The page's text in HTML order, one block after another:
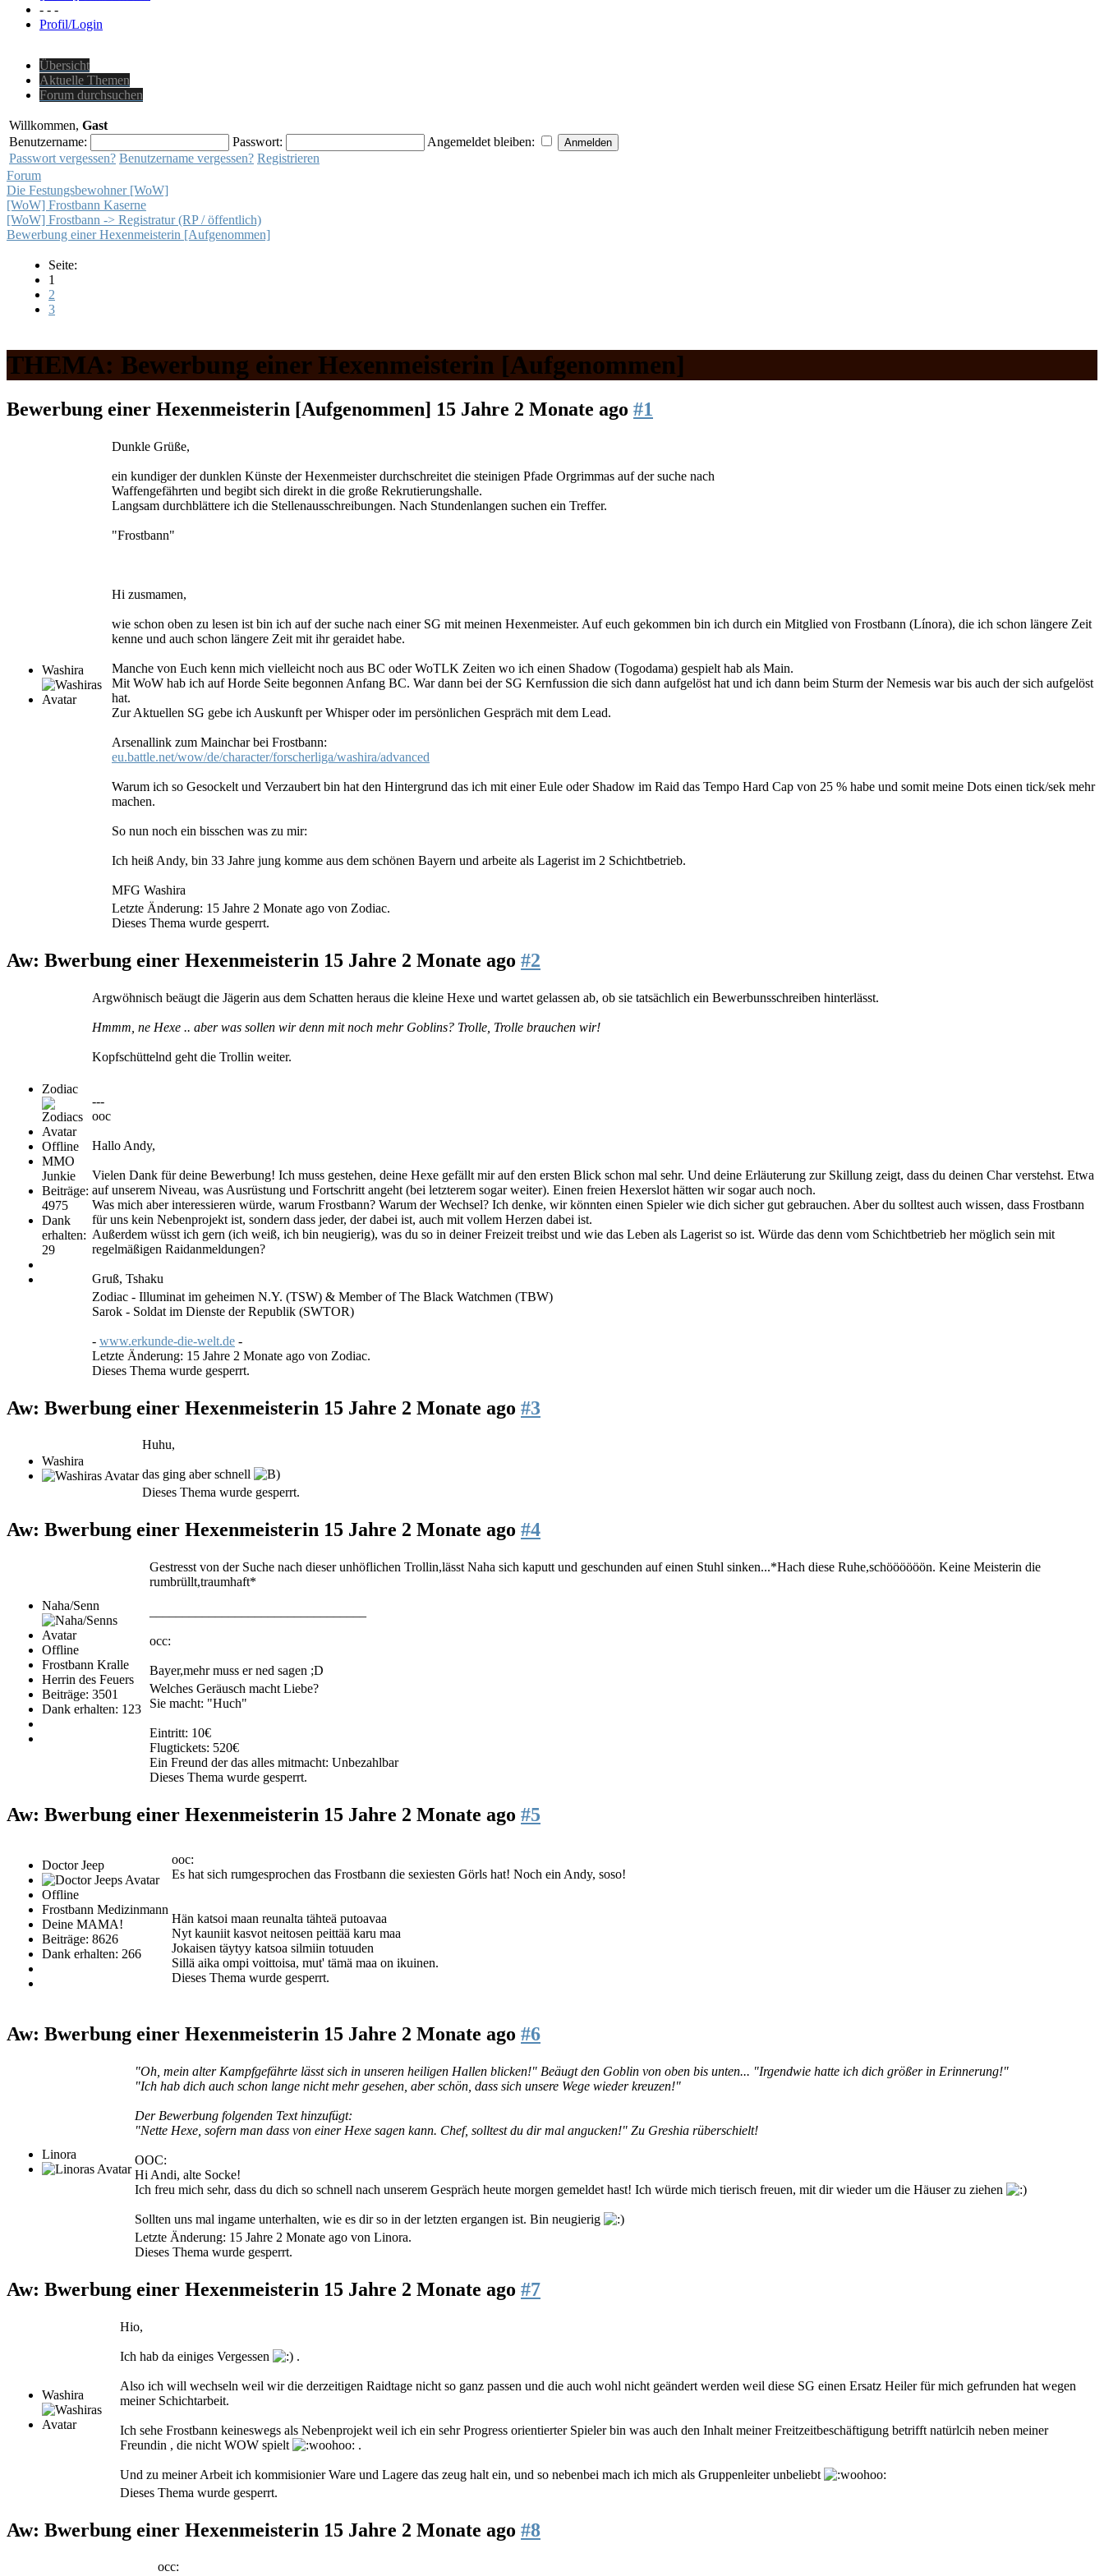
- - -
Profil/Login
Übersicht
Aktuelle Themen
Forum durchsuchen
Willkommen, Gast
Benutzername:
Passwort:
Angemeldet bleiben:
Passwort vergessen? Benutzername vergessen? Registrieren
Forum
Die Festungsbewohner [WoW]
[WoW] Frostbann Kaserne
[WoW] Frostbann -> Registratur (RP / öffentlich)
Bewerbung einer Hexenmeisterin [Aufgenommen]
Seite:
1
2
3
THEMA: Bewerbung einer Hexenmeisterin [Aufgenommen]
Bewerbung einer Hexenmeisterin [Aufgenommen] 15 Jahre 2 Monate ago #1
Washira
Dunkle Grüße,
ein kundiger der dunklen Künste der Hexenmeister durchschreitet die steinigen Pfade Orgrimmas auf der suche nach
Waffengefährten und begibt sich direkt in die große Rekrutierungshalle.
Langsam durchblättere ich die Stellenausschreibungen. Nach Stundenlangen suchen ein Treffer.
"Frostbann"
Hi zusmamen,
wie schon oben zu lesen ist bin ich auf der suche nach einer SG mit meinen Hexenmeister. Auf euch gekommen bin ich durch ein Mitglied von Frostbann (Línora), die ich schon längere Zeit
kenne und auch schon längere Zeit mit ihr geraidet habe.
Manche von Euch kenn mich vielleicht noch aus BC oder WoTLK Zeiten wo ich einen Shadow (Togodama) gespielt hab als Main.
Mit WoW hab ich auf Horde Seite begonnen Anfang BC. War dann bei der SG Kernfussion die sich dann aufgelöst hat und ich dann beim Sturm der Nemesis war bis auch der sich aufgelöst
hat.
Zur Aktuellen SG gebe ich Auskunft per Whisper oder im persönlichen Gespräch mit dem Lead.
Arsenallink zum Mainchar bei Frostbann:
eu.battle.net/wow/de/character/forscherliga/washira/advanced
Warum ich so Gesockelt und Verzaubert bin hat den Hintergrund das ich mit einer Eule oder Shadow im Raid das Tempo Hard Cap von 25 % habe und somit meine Dots einen tick/sek mehr
machen.
So nun noch ein bisschen was zu mir:
Ich heiß Andy, bin 33 Jahre jung komme aus dem schönen Bayern und arbeite als Lagerist im 2 Schichtbetrieb.
MFG Washira
Letzte Änderung: 15 Jahre 2 Monate ago von Zodiac.
Dieses Thema wurde gesperrt.
Aw: Bwerbung einer Hexenmeisterin 15 Jahre 2 Monate ago #2
Zodiac
Offline
MMO
Junkie
Beiträge:
4975
Dank
erhalten:
29
Argwöhnisch beäugt die Jägerin aus dem Schatten heraus die kleine Hexe und wartet gelassen ab, ob sie tatsächlich ein Bewerbunsschreiben hinterlässt.
Hmmm, ne Hexe .. aber was sollen wir denn mit noch mehr Goblins? Trolle, Trolle brauchen wir!
Kopfschüttelnd geht die Trollin weiter.
---
ooc
Hallo Andy,
Vielen Dank für deine Bewerbung! Ich muss gestehen, deine Hexe gefällt mir auf den ersten Blick schon mal sehr. Und deine Erläuterung zur Skillung zeigt, dass du deinen Char verstehst. Etwa
auf unserem Niveau, was Ausrüstung und Fortschritt angeht (bei letzterem sogar weiter). Einen freien Hexerslot hätten wir sogar auch noch.
Was mich aber interessieren würde, warum Frostbann? Warum der Wechsel? Ich denke, wir könnten einen Spieler wie dich sicher gut gebrauchen. Aber du solltest auch wissen, dass Frostbann
für uns kein Nebenprojekt ist, sondern dass jeder, der dabei ist, auch mit vollem Herzen dabei ist.
Außerdem wüsst ich gern (ich weiß, ich bin neugierig), was du so in deiner Freizeit treibst und wie das Leben als Lagerist so ist. Würde das denn vom Schichtbetrieb her möglich sein mit
regelmäßigen Raidanmeldungen?
Gruß, Tshaku
Zodiac - Illuminat im geheimen N.Y. (TSW) & Member of The Black Watchmen (TBW)
Sarok - Soldat im Dienste der Republik (SWTOR)
- www.erkunde-die-welt.de -
Letzte Änderung: 15 Jahre 2 Monate ago von Zodiac.
Dieses Thema wurde gesperrt.
Aw: Bwerbung einer Hexenmeisterin 15 Jahre 2 Monate ago #3
Washira
Huhu,
das ging aber schnell
Dieses Thema wurde gesperrt.
Aw: Bwerbung einer Hexenmeisterin 15 Jahre 2 Monate ago #4
Naha/Senn
Offline
Frostbann Kralle
Herrin des Feuers
Beiträge: 3501
Dank erhalten: 123
Gestresst von der Suche nach dieser unhöflichen Trollin,lässt Naha sich kaputt und geschunden auf einen Stuhl sinken...*Hach diese Ruhe,schöööööön. Keine Meisterin die
rumbrüllt,traumhaft*
occ:
Bayer,mehr muss er ned sagen ;D
Welches Geräusch macht Liebe?
Sie macht: "Huch"
Eintritt: 10€
Flugtickets: 520€
Ein Freund der das alles mitmacht: Unbezahlbar
Dieses Thema wurde gesperrt.
Aw: Bwerbung einer Hexenmeisterin 15 Jahre 2 Monate ago #5
Doctor Jeep
Offline
Frostbann Medizinmann
Deine MAMA!
Beiträge: 8626
Dank erhalten: 266
ooc:
Es hat sich rumgesprochen das Frostbann die sexiesten Görls hat! Noch ein Andy, soso!
Hän katsoi maan reunalta tähteä putoavaa
Nyt kauniit kasvot neitosen peittää karu maa
Jokaisen täytyy katsoa silmiin totuuden
Sillä aika ompi voittoisa, mut' tämä maa on ikuinen.
Dieses Thema wurde gesperrt.
Aw: Bwerbung einer Hexenmeisterin 15 Jahre 2 Monate ago #6
Linora
"Oh, mein alter Kampfgefährte lässt sich in unseren heiligen Hallen blicken!" Beäugt den Goblin von oben bis unten... "Irgendwie hatte ich dich größer in Erinnerung!"
"Ich hab dich auch schon lange nicht mehr gesehen, aber schön, dass sich unsere Wege wieder kreuzen!"
Der Bewerbung folgenden Text hinzufügt:
"Nette Hexe, sofern man dass von einer Hexe sagen kann. Chef, solltest du dir mal angucken!" Zu Greshia rüberschielt!
OOC:
Hi Andi, alte Socke!
Ich freu mich sehr, dass du dich so schnell nach unserem Gespräch heute morgen gemeldet hast! Ich würde mich tierisch freuen, mit dir wieder um die Häuser zu ziehen
Sollten uns mal ingame unterhalten, wie es dir so in der letzten ergangen ist. Bin neugierig
Letzte Änderung: 15 Jahre 2 Monate ago von Linora.
Dieses Thema wurde gesperrt.
Aw: Bwerbung einer Hexenmeisterin 15 Jahre 2 Monate ago #7
Washira
Hio,
Ich hab da einiges Vergessen .
Also ich will wechseln weil wir die derzeitigen Raidtage nicht so ganz passen und die auch wohl nicht geändert werden weil diese SG einen Ersatz Heiler für mich gefrunden hat wegen
meiner Schichtarbeit.
Ich sehe Frostbann keineswegs als Nebenprojekt weil ich ein sehr Progress orientierter Spieler bin was auch den Inhalt meiner Freitzeitbeschäftigung betrifft natürlcih neben meiner
Freundin , die nicht WOW spielt
.
Und zu meiner Arbeit ich kommisionier Ware und Lagere das zeug halt ein, und so nebenbei mach ich mich als Gruppenleiter unbeliebt
Dieses Thema wurde gesperrt.
Aw: Bwerbung einer Hexenmeisterin 15 Jahre 2 Monate ago #8
occ: